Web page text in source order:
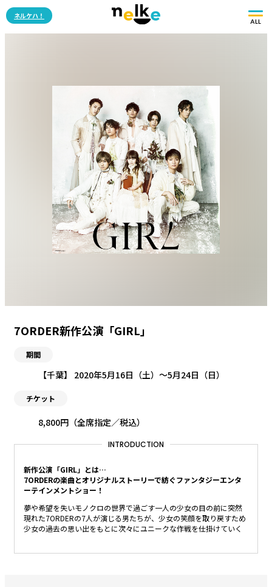
ネルケハ！
ALL
7ORDER新作公演「GIRL」
期間
【千葉】 2020年5月16日（土）〜5月24日（日）
チケット
8,800円（全席指定／税込）
INTRODUCTION
新作公演「GIRL」とは…
7ORDERの楽曲とオリジナルストーリーで紡ぐファンタジーエンタ
ーテインメントショー！
夢や希望を失いモノクロの世界で過ごす一⼈の少女の目の前に突然
現れた7ORDERの7人が演じる男たちが、少女の笑顔を取り戻すため
少女の過去の思い出をもとに次々にユニークな作戦を仕掛けていく―――